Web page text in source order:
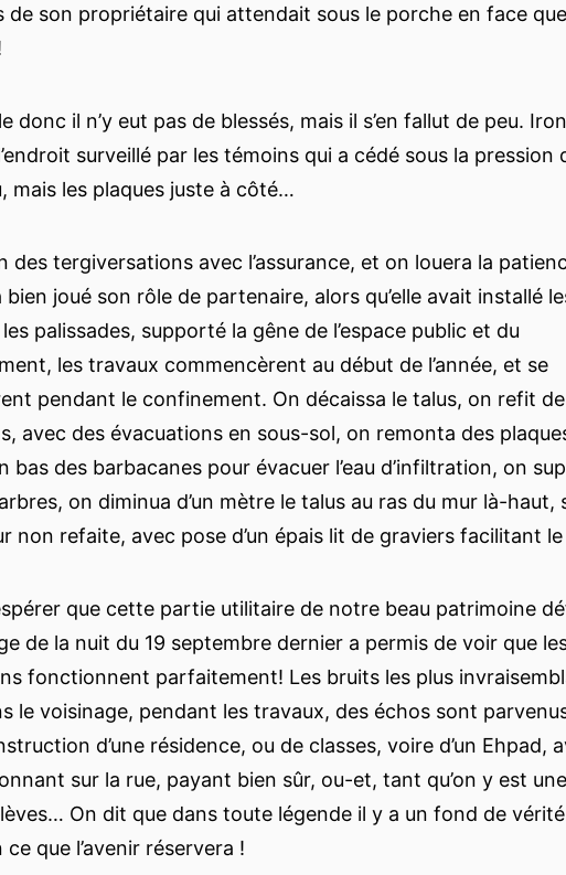
de son propriétaire qui attendait sous le porche en face
donc il n’y eut pas de blessés, mais il s’en fallut de peu.
surveillé par les témoins qui a cédé sous la pression
mais les plaques juste à côté…
des tergiversations avec l’assurance, et on louera la
bien joué son rôle de partenaire, alors qu’elle avait installé
palissades, supporté la gêne de l’espace public et du
les travaux commencèrent au début de l’année, et se
pendant le confinement. On décaissa le talus, on refit
avec des évacuations en sous-sol, on remonta des
bas des barbacanes pour évacuer l’eau d’infiltration, on
on diminua d’un mètre le talus au ras du mur là-haut,
non refaite, avec pose d’un épais lit de graviers facilitant
que cette partie utilitaire de notre beau patrimoine
de la nuit du 19 septembre dernier a permis de voir que
fonctionnent parfaitement! Les bruits les plus
le voisinage, pendant les travaux, des échos sont parvenus
d’une résidence, ou de classes, voire d’un Ehpad,
sur la rue, payant bien sûr, ou-et, tant qu’on y est
On dit que dans toute légende il y a un fond de
que l’avenir réservera !